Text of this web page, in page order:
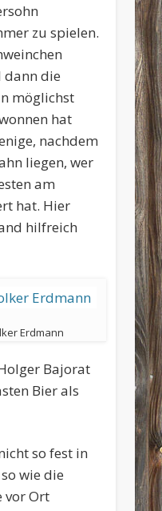
zu spielen.
dann die
möglichst
hat
nachdem
liegen, wer
am
hat. Hier
hilfreich
Erdmann
Bajorat
Bier als
so fest in
wie die
vor Ort